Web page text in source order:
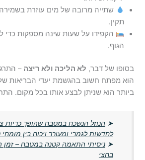
שתייה מרובה של מים עוזרת
תקין.
הקפידו על שעות שינה מספקות כדי
הגוף.
בסופו של דבר, לא הליכה ולא ריצה
הוא מפתח חשוב בהגשמת יעדי הבריאות
ביותר הוא שניתן לבצע אותו בכל מקום.
➤ הנוזל הנשכח במטבח שהופך כריות
לחדשות לגמרי ומעורר ויכוח בין מומחי
➤ניסיתי התאמה קטנה במטבח – זמן
בחצי